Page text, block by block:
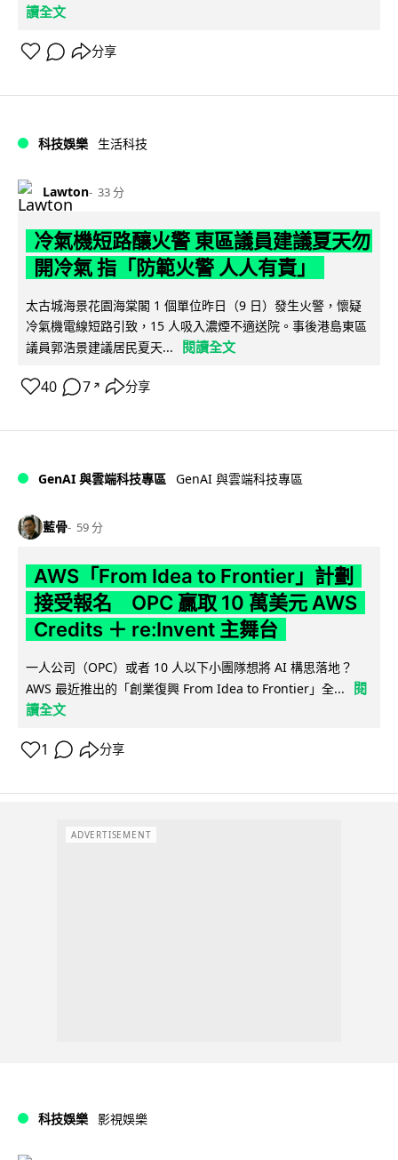
讀全文
分享
科技娛樂 生活科技
Lawton 33 分
冷氣機短路釀火警 東區議員建議夏天勿
開冷氣 指「防範火警 人人有責」
太古城海景花園海棠閣 1 個單位昨日（9 日）發生火警，懷疑
冷氣機電線短路引致，15 人吸入濃煙不適送院。事後港島東區
議員郭浩景建議居民夏天...
閱讀全文
40 7 ↗ 分享
GenAI 與雲端科技專區 GenAI 與雲端科技專區
藍骨 59 分
AWS「From Idea to Frontier」計劃
接受報名 OPC 贏取 10 萬美元 AWS
Credits ＋ re:Invent 主舞台
一人公司（OPC）或者 10 人以下小團隊想將 AI 構思落地？
AWS 最近推出的「創業復興 From Idea to Frontier」全...
閱
讀全文
1 分享
ADVERTISEMENT
科技娛樂 影視娛樂